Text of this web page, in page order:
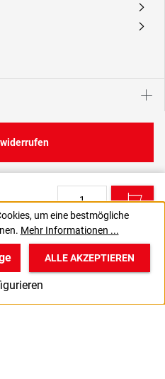
C
A
A
um eine bestmögliche
Mehr Informationen ...
ALLE AKZEPTIEREN
B